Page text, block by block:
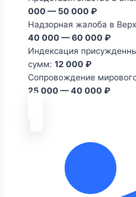
000 — 50 000 ₽
Надзорная жалоба в
40 000 — 60 000 ₽
Индексация
сумм: 12 000 ₽
Сопровождение
25 000 — 40 000 ₽